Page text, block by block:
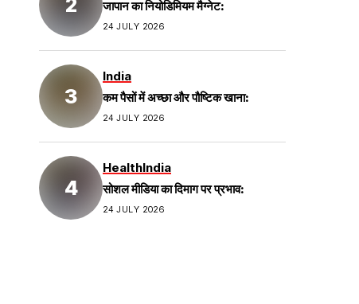
जापान का नियोडिमियम मैग्नेट:
24 JULY 2026
India
कम पैसों में अच्छा और पौष्टिक खाना:
24 JULY 2026
HealthIndia
सोशल मीडिया का दिमाग पर प्रभाव:
24 JULY 2026